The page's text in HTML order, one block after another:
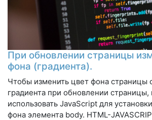
При обновлении страницы
фона (градиента).
Чтобы изменить цвет фона
градиента при обновлении
использовать JavaScript для
фона элемента body. HTML-